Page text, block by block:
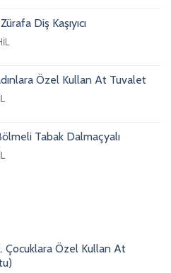
Diş Kaşıyıcı
Özel Kullan At Tuvalet
Tabak Dalmaçyalı
Çocuklara Özel Kullan At